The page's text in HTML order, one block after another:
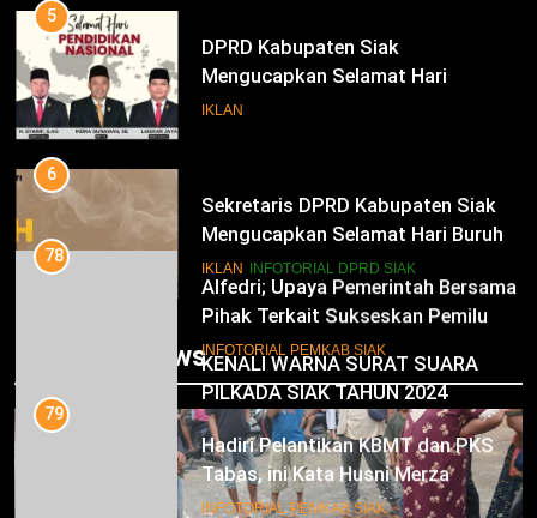
5
DPRD Kabupaten Siak
Mengucapkan Selamat Hari
Pendidikan Nasional
IKLAN
6
Sekretaris DPRD Kabupaten Siak
Mengucapkan Selamat Hari Buruh
IKLAN INFOTORIAL DPRD SIAK
KENALI WARNA SURAT SUARA
PILKADA SIAK TAHUN 2024
IKLAN
Trending News
78
Alfedri; Upaya Pemerintah Bersama
Pihak Terkait Sukseskan Pemilu
2024
79
Hadiri Pelantikan KBMT dan PKS
Tabas, ini Kata Husni Merza
INFOTORIAL PEMKAB SIAK